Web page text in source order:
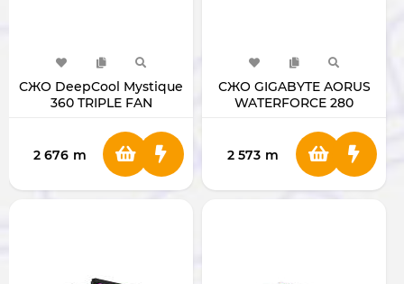
СЖО DeepCool Mystique
360 TRIPLE FAN
2 676 m
СЖО GIGABYTE AORUS
WATERFORCE 280
2 573 m